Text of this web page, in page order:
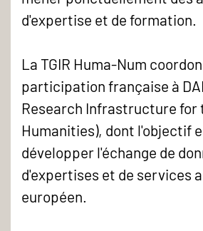
d'expertise et de formation.
La TGIR Huma-Num
participation française à
Research Infrastructure for
Humanities), dont l'objectif
développer l'échange de
d'expertises et de services
européen.